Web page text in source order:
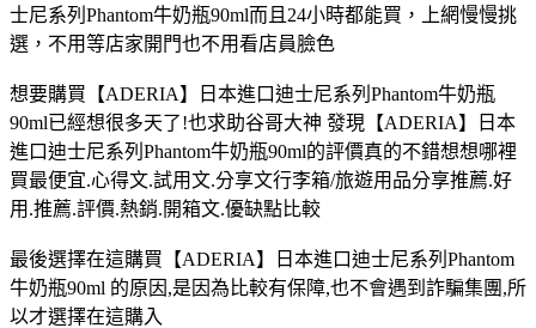
士尼系列Phantom牛奶瓶90ml而且24小時都能買，上網慢慢挑
選，不用等店家開門也不用看店員臉色
想要購買【ADERIA】日本進口迪士尼系列Phantom牛奶瓶
90ml已經想很多天了!也求助谷哥大神 發現【ADERIA】日本
進口迪士尼系列Phantom牛奶瓶90ml的評價真的不錯想想哪裡
買最便宜.心得文.試用文.分享文行李箱/旅遊用品分享推薦.好
用.推薦.評價.熱銷.開箱文.優缺點比較
最後選擇在這購買【ADERIA】日本進口迪士尼系列Phantom
牛奶瓶90ml 的原因,是因為比較有保障,也不會遇到詐騙集團,所
以才選擇在這購入